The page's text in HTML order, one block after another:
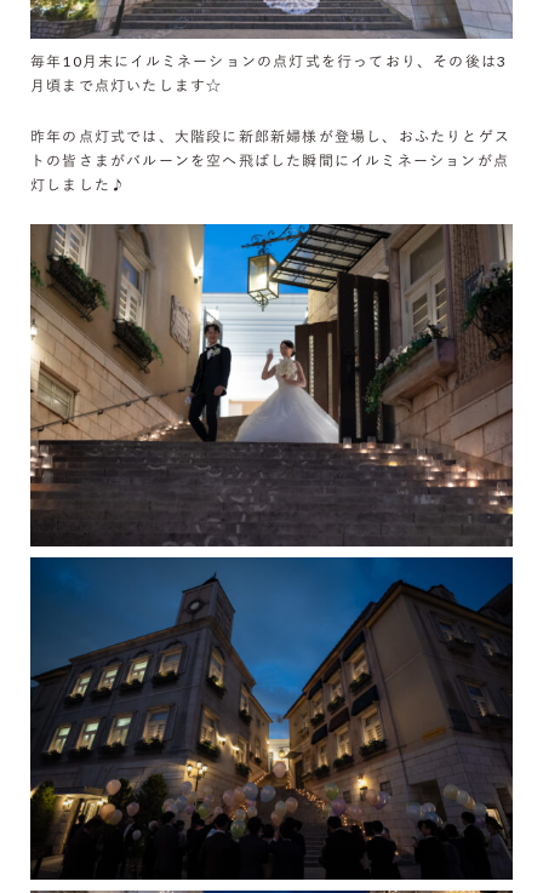
毎年10月末にイルミネーションの点灯式を行っており、その後は3
月頃まで点灯いたします☆
昨年の点灯式では、大階段に新郎新婦様が登場し、おふたりとゲス
トの皆さまがバルーンを空へ飛ばした瞬間にイルミネーションが点
灯しました♪